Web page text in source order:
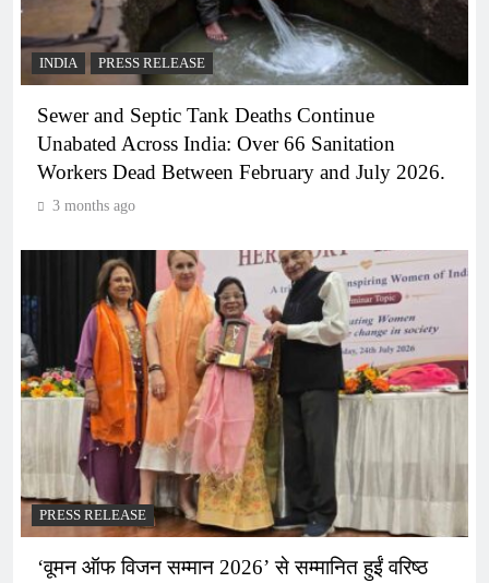
INDIA PRESS RELEASE
Sewer and Septic Tank Deaths Continue
Unabated Across India: Over 66 Sanitation
Workers Dead Between February and July 2026.
3 months ago
PRESS RELEASE
‘वूमन ऑफ विजन सम्मान 2026’ से सम्मानित हुईं वरिष्ठ